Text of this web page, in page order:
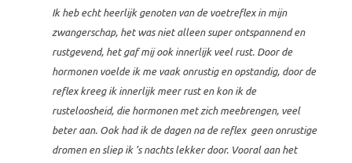
Ik heb echt heerlijk genoten van de voetreflex in mijn
zwangerschap, het was niet alleen super ontspannend en
rustgevend, het gaf mij ook innerlijk veel rust. Door de
hormonen voelde ik me vaak onrustig en opstandig, door de
reflex kreeg ik innerlijk meer rust en kon ik de
rusteloosheid, die hormonen met zich meebrengen, veel
beter aan. Ook had ik de dagen na de reflex geen onrustige
dromen en sliep ik ’s nachts lekker door. Vooral aan het